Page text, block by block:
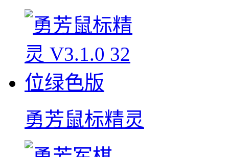
勇芳鼠标精灵